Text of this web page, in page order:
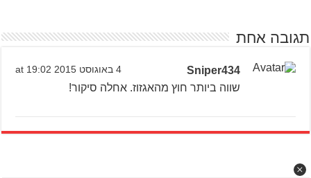
תגובה אחת
Sniper434 4 באוגוסט 2015 at 19:02
שווה ביותר חוץ מהאגזוז. אחלה סיקור!